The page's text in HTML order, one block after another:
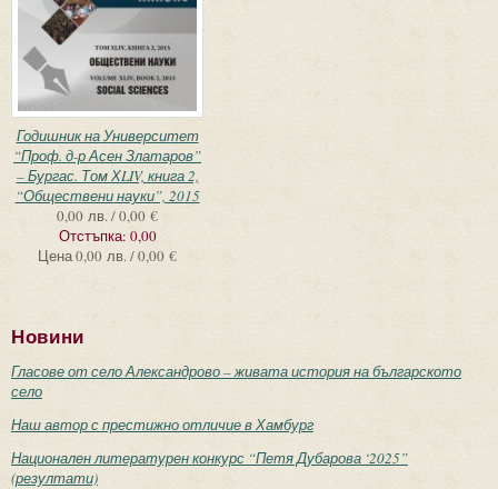
Годишник на Университет
“Проф. д-р Асен Златаров”
– Бургас. Том ХLIV, книга 2,
“Обществени науки”, 2015
0,00 лв. / 0,00 €
Отстъпка: 0,00
Цена0,00 лв. / 0,00 €
Новини
Гласове от село Александрово – живата история на българското
село
Наш автор с престижно отличие в Хамбург
Национален литературен конкурс “Петя Дубарова ‘2025”
(резултати)